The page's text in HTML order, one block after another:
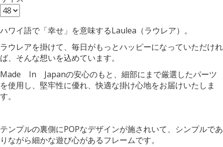
ハワイ語で「幸せ」を意味するLaulea（ラウレア）。
ラウレアを掛けて、毎日がもっとハッピーになっていただけれ
ば、そんな想いを込めています。
Made In Japanの安心のもと、細部にまで厳選したパーツ
を使用し、堅牢性に優れ、快適な掛け心地をお届けいたしま
す。
テンプルの裏側にPOPなデザインが施されいて、シンプルであ
りながら細かな遊び心があるフレームです。